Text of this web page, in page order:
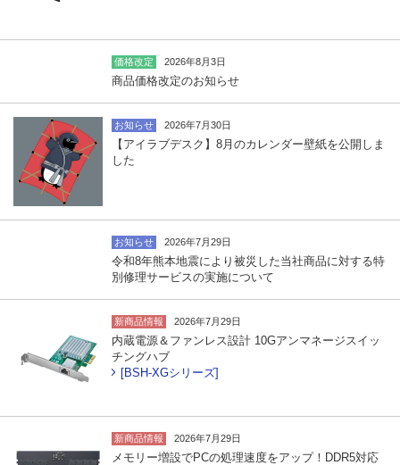
価格改定 2026年8月3日
商品価格改定のお知らせ
お知らせ 2026年7月30日
【アイラブデスク】8月のカレンダー壁紙を公開しま
した
お知らせ 2026年7月29日
令和8年熊本地震により被災した当社商品に対する特
別修理サービスの実施について
新商品情報 2026年7月29日
内蔵電源＆ファンレス設計 10Gアンマネージスイッ
チングハブ
[BSH-XGシリーズ]
新商品情報 2026年7月29日
メモリー増設でPCの処理速度をアップ！DDR5対応